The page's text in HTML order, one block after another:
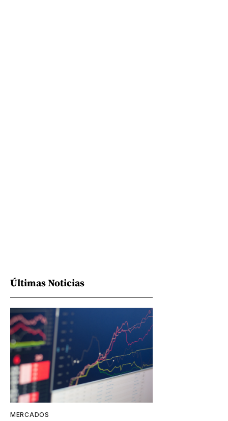
Últimas Noticias
MERCADOS